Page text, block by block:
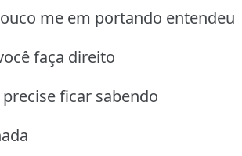
me em portando entendeu
faça direito
ficar sabendo